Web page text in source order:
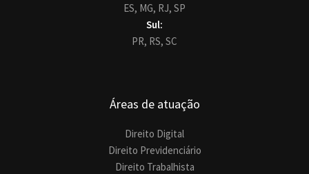
ES, MG, RJ, SP
Sul:
PR, RS, SC
Áreas de atuação
Direito Digital
Direito Previdenciário
Direito Trabalhista